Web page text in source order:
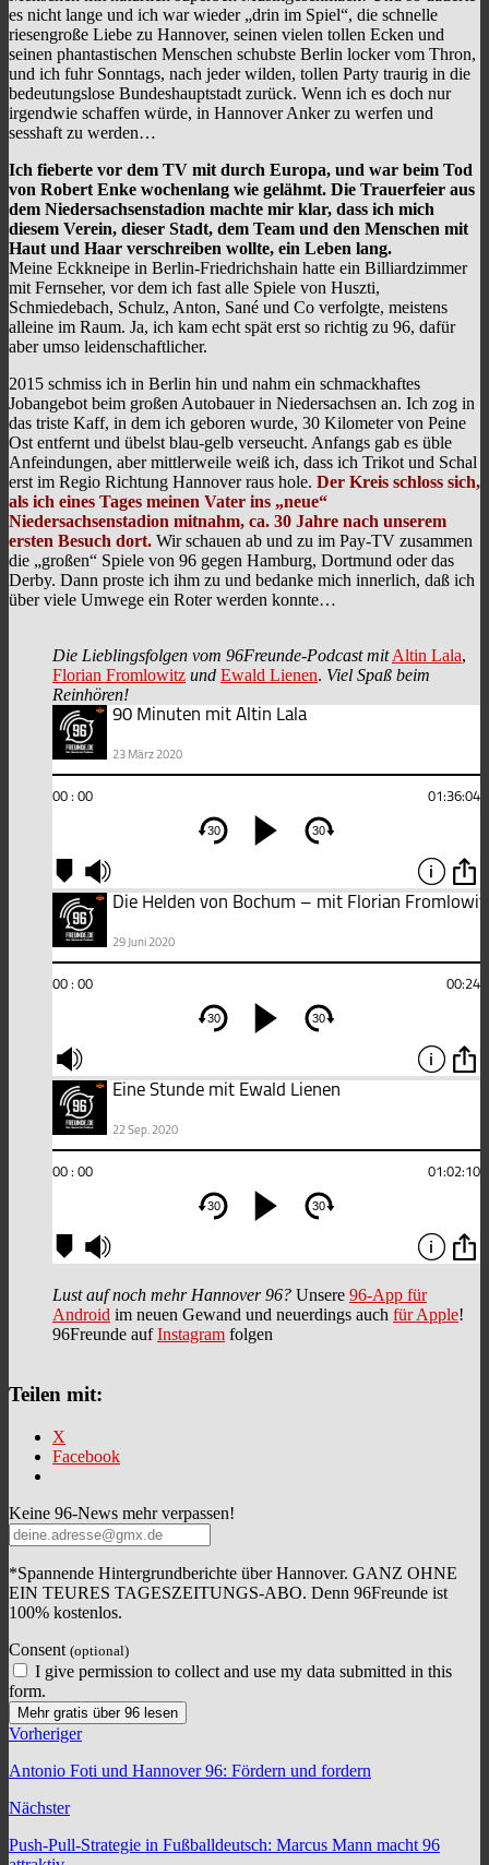
es nicht lange und ich war wieder „drin im Spiel“, die schnelle
riesengroße Liebe zu Hannover, seinen vielen tollen Ecken und
seinen phantastischen Menschen schubste Berlin locker vom Thron,
und ich fuhr Sonntags, nach jeder wilden, tollen Party traurig in die
bedeutungslose Bundeshauptstadt zurück. Wenn ich es doch nur
irgendwie schaffen würde, in Hannover Anker zu werfen und
sesshaft zu werden…
Ich fieberte vor dem TV mit durch Europa, und war beim Tod
von Robert Enke wochenlang wie gelähmt. Die Trauerfeier aus
dem Niedersachsenstadion machte mir klar, dass ich mich
diesem Verein, dieser Stadt, dem Team und den Menschen mit
Haut und Haar verschreiben wollte, ein Leben lang.
Meine Eckkneipe in Berlin-Friedrichshain hatte ein Billiardzimmer
mit Fernseher, vor dem ich fast alle Spiele von Huszti,
Schmiedebach, Schulz, Anton, Sané und Co verfolgte, meistens
alleine im Raum. Ja, ich kam echt spät erst so richtig zu 96, dafür
aber umso leidenschaftlicher.
2015 schmiss ich in Berlin hin und nahm ein schmackhaftes
Jobangebot beim großen Autobauer in Niedersachsen an. Ich zog in
das triste Kaff, in dem ich geboren wurde, 30 Kilometer von Peine
Ost entfernt und übelst blau-gelb verseucht. Anfangs gab es üble
Anfeindungen, aber mittlerweile weiß ich, dass ich Trikot und Schal
erst im Regio Richtung Hannover raus hole. Der Kreis schloss sich,
als ich eines Tages meinen Vater ins „neue“
Niedersachsenstadion mitnahm, ca. 30 Jahre nach unserem
ersten Besuch dort. Wir schauen ab und zu im Pay-TV zusammen
die „großen“ Spiele von 96 gegen Hamburg, Dortmund oder das
Derby. Dann proste ich ihm zu und bedanke mich innerlich, daß ich
über viele Umwege ein Roter werden konnte…
Die Lieblingsfolgen vom 96Freunde-Podcast mit Altin Lala,
Florian Fromlowitz und Ewald Lienen. Viel Spaß beim
Reinhören!
Lust auf noch mehr Hannover 96? Unsere 96-App für
Android im neuen Gewand und neuerdings auch für Apple!
96Freunde aufInstagram folgen
Teilen mit:
X
Facebook
Keine 96-News mehr verpassen!
*Spannende Hintergrundberichte über Hannover. GANZ OHNE
EIN TEURES TAGESZEITUNGS-ABO. Denn 96Freunde ist
100% kostenlos.
Consent (optional)
I give permission to collect and use my data submitted in this
form.
Mehr gratis über 96 lesen
Vorheriger
Antonio Foti und Hannover 96: Fördern und fordern
Nächster
Push-Pull-Strategie in Fußballdeutsch: Marcus Mann macht 96